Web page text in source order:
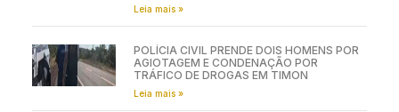
Leia mais »
POLÍCIA CIVIL PRENDE DOIS HOMENS POR
AGIOTAGEM E CONDENAÇÃO POR
TRÁFICO DE DROGAS EM TIMON
Leia mais »